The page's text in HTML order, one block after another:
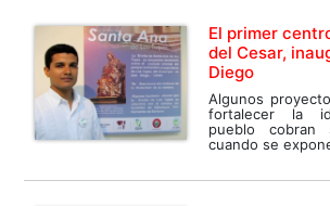
El primer
del Cesar,
Diego
Algunos
fortalecer la
pueblo cobran
cuando se